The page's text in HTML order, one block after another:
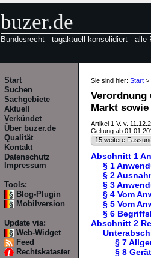
buzer.de
Bundesrecht - tagaktuell konsolidiert - alle
Start
Suchen
Sachgebiete
Aktuell
Verkündet
Über buzer.de
Qualität
Kontakt
Datenschutz
Impressum
Tools:
Blog-Plugin
Mobilversion
Update via:
Web-Widget
Feed
Rechtskataster
Sie sind hier: Start >
Verordnung
Markt
Artikel 1 V. v.
Geltung ab
15 weitere
Abschnitt 1
§ 1
§ 2
§ 3
§ 4 Vom
§ 5 Vom
§ 6
Abschnitt 2
§ 7
§ 8